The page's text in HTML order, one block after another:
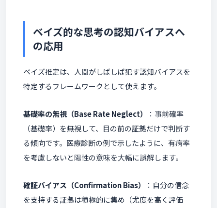
ベイズ的な思考の認知バイアスへ
の応用
ベイズ推定は、人間がしばしば犯す認知バイアスを
特定するフレームワークとして使えます。
基礎率の無視（Base Rate Neglect）
：事前確率
（基礎率）を無視して、目の前の証拠だけで判断す
る傾向です。医療診断の例で示したように、有病率
を考慮しないと陽性の意味を大幅に誤解します。
確証バイアス（Confirmation Bias）
：自分の信念
を支持する証拠は積極的に集め（尤度を高く評価